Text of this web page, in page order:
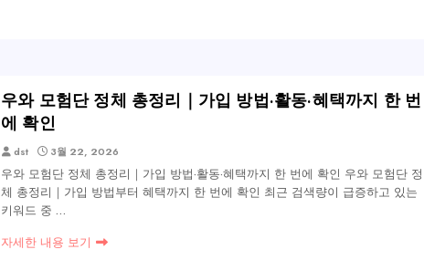
우와 모험단 정체 총정리｜가입 방법·활동·혜택까지 한 번
에 확인
dst 3월 22, 2026
우와 모험단 정체 총정리｜가입 방법·활동·혜택까지 한 번에 확인 우와 모험단 정
체 총정리｜가입 방법부터 혜택까지 한 번에 확인 최근 검색량이 급증하고 있는
키워드 중 …
자세한 내용 보기